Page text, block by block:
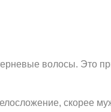
волосы. Это
скорее